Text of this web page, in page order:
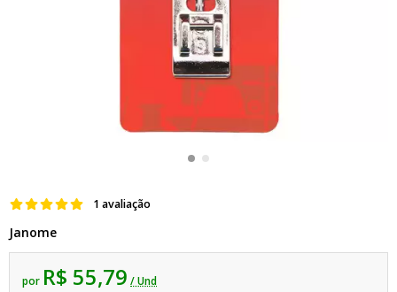
1 avaliação
Janome
por R$ 55,79 / Und